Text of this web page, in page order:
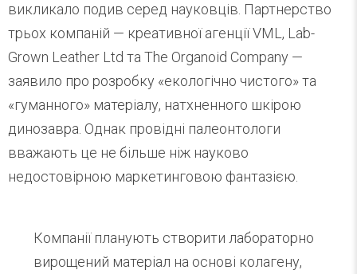
викликало подив серед науковців. Партнерство
трьох компаній — креативної агенції VML, Lab-
Grown Leather Ltd та The Organoid Company —
заявило про розробку «екологічно чистого» та
«гуманного» матеріалу, натхненного шкірою
динозавра. Однак провідні палеонтологи
вважають це не більше ніж науково
недостовірною маркетинговою фантазією.
Компанії планують створити лабораторно
вирощений матеріал на основі колагену,